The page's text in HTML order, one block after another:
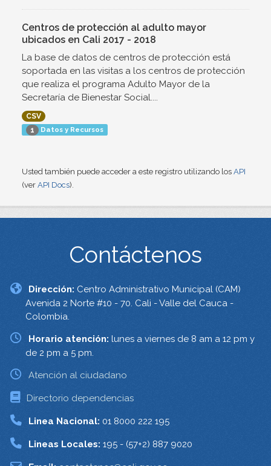
Centros de protección al adulto mayor
ubicados en Cali 2017 - 2018
La base de datos de centros de protección está
soportada en las visitas a los centros de protección
que realiza el programa Adulto Mayor de la
Secretaría de Bienestar Social....
CSV
1 Datos y Recursos
Usted también puede acceder a este registro utilizando los API
(ver API Docs).
Contáctenos
Dirección: Centro Administrativo Municipal (CAM)
Avenida 2 Norte #10 - 70. Cali - Valle del Cauca -
Colombia.
Horario atención: lunes a viernes de 8 am a 12 pm y
de 2 pm a 5 pm.
Atención al ciudadano
Directorio dependencias
Linea Nacional: 01 8000 222 195
Lineas Locales: 195 - (57+2) 887 9020